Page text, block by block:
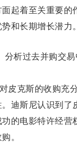
起着至关重要的
和长期增长潜力。
分析过去并购交
皮克斯的收购充
迪斯尼认识到了
的电影特许经营
。